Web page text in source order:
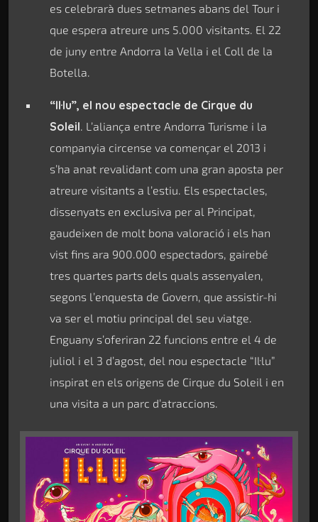
es celebrarà dues setmanes abans del Tour i
que espera atreure uns 5.000 visitants. El 22
de juny entre Andorra la Vella i el Coll de la
Botella.
“Il·lu”, el nou espectacle de Cirque du
Soleil. L’aliança entre Andorra Turisme i la
companyia circense va començar el 2013 i
s’ha anat revalidant com una gran aposta per
atreure visitants a l’estiu. Els espectacles,
dissenyats en exclusiva per al Principat,
gaudeixen de molt bona valoració i els han
vist fins ara 900.000 espectadors, gairebé
tres quartes parts dels quals assenyalen,
segons l’enquesta de Govern, que assistir-hi
va ser el motiu principal del seu viatge.
Enguany s’oferiran 22 funcions entre el 4 de
juliol i el 3 d’agost, del nou espectacle “Il·lu”
inspirat en els origens de Cirque du Soleil i en
una visita a un parc d’atraccions.